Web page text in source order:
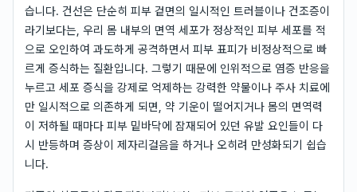
습니다. 건선은 단순히 피부 겉면의 일시적인 트러블이나 건조증이
라기보다는, 우리 몸 내부의 면역 세포가 정상적인 피부 세포를 적
으로 오인하여 과도하게 공격하면서 피부 표피가 비정상적으로 빠
르게 증식하는 질환입니다. 그렇기 때문에 인위적으로 염증 반응을
누르고 세포 증식을 강제로 억제하는 강력한 약물이나 주사 치료에
만 일시적으로 의존하게 되면, 약 기운이 떨어지거나 몸의 면역력
이 저하될 때마다 피부 밑바닥에 잠재되어 있던 유발 요인들이 다
시 반등하며 증상이 제자리걸음을 하거나 오히려 만성화되기 쉽습
니다.